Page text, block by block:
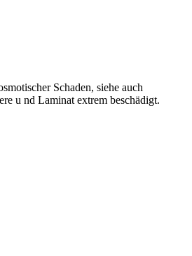
Schaden, siehe auch
u nd Laminat extrem beschädigt.